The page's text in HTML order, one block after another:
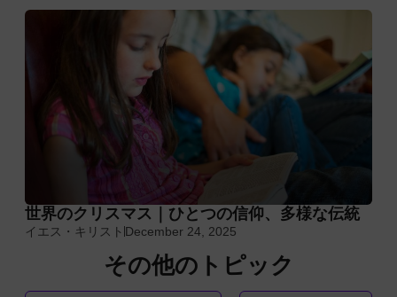
世界のクリスマス｜ひとつの信仰、多様な伝統
イエス・キリスト December 24, 2025
その他のトピック